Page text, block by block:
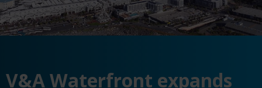
V&A Waterfront expands